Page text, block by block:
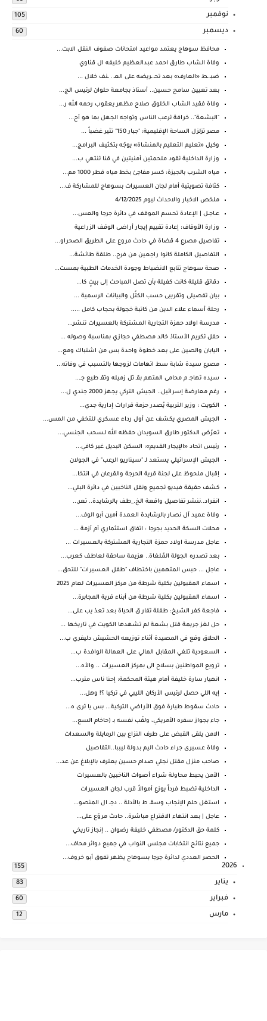
نوفمبر 105
ديسمبر 60
محافظ سوهاج يعتمد مواعيد امتحانات صفوف النقل الابت...
وفاة الشاب طارق احمد عبدالعظيم خليفه ال قناوي
ضبـ ـط «العارف» بعد تحـ ـريضه على العـ . ـنف خلال ...
بعد تعيين سامح حسين.. أستاذ بجامعة حلوان لرئيس الج...
وفاة فقيد الشاب الخلوق صلاح مظهر يعقوب رحمه الله ر...
"البشعة".. خرافة ترعب الناس وتواجه الجهل بما هو أج...
مصر تزلزل الساحة الإقليمية: "جبار 150" تثير غضباً ...
وكيل «تعليم التعليم بالمنشاة» يوجّه بتكثيف البرامج...
وزارة الداخلية تقود ملحمتين أمنيتين في قنا تنتهي ب...
مياه الشرب بالجيزة: كسر مفاجئ بخط مياه قطر 1000 مم...
كثافة تصويتية أمام لجان العسيرات بسوهاج للمشاركة ف...
ملخص الاخبار والاحداث ليوم 4/12/2025
عــاجــل | الإعادة تحسم الموقف في دائرة جرجا والعس...
وزارة الأوقاف: إعادة تقييم إيجار أراضى الوقف الزراعية
تفاصيل مصرع 4 قضاة في حادث مروع على الطريق الصحراو...
التفاصيل الكاملة كانوا راجعين من فرح.. طلقة طائشة...
صحة سوهاج تتابع الانضباط وجودة الخدمات الطبية بمست...
دقائق قليلة كانت كفيلة بأن تصل المباحث إلى بيتٍ كا...
بيان تفصيلى وتقريبى حسب الكتُل والبيانات الرسمية ...
رحلة أسماء علاء الدين من كاتبة خجولة بحجاب كامل .....
مدرسة اولاد حمزة التجارية المشتركة بالعسيرات‏ تنشر...
حفل تكريم الأستاذ خالد مصطفي حجازي بمناسبة وصوله ...
اليابان والصين على بعد خطوة واحدة بس من اشتباك ومع...
مصرع سيدة شابة سط اتهامات لزوجها بالتسبب في وفاته...
سيده تهاجـ م محامى المتهم بقـ تل زميله وتقـ طيع جـ...
رغم معارضة إسرائيل.. الجيش التركي يجهز 2000 جندي ل...
الكويت : وزير التربية يُصدر حزمة قرارات إدارية جدي...
الجيش المصري يكشف عن أول رداء عسكري للتخفي من المس...
تعرّض الدكتور طارق السويدان حفظه الله لـسحب الجنسي...
رئيس اتحاد «الإيجار القديم»: السكن البديل غير كافي...
الجيش الإسرائيلي يستعد لـ "سيناريو الرعب" في الجولان
إقبال ملحوظ على لجنة قرية الحرجة والقرعان في انتخا...
كشف حقيقة فيديو تجميع ونقل الناخبين في دائرة البلي...
انفراد..ننشر تفاصيل واقعة الخ._طف بالرشايدة.. تعر...
وفاة عميد آل نصــار بالرشايدة العمدة أمين أبو الوف...
محلات السكة الحديد بجرجا : اتفاق استثماري أم أزمة ...
عاجل مدرسة اولاد حمزة التجارية المشتركة بالعسيرات ...
بعد تصدره الجولة المُلغاة.. هزيمة ساحقة لعاطف كعرب...
عاجل ... حبس المتهمين باختطاف "طفل العسيرات" للتحق...
اسماء المقبولين بكلية شرطة من مركز العسيرات لعام 2025
اسماء المقبولين بكلية شرطة من أبناء قرية المجابرة...
فاجعة كفر الشيخ: طفلة تفار ق الحياة بعد تعذ يب على...
حل لغز جريمة قتل بشعة لم تشهدها الكويت في تاريخها ...
الحلاق وقع في المصيدة أثناء توزيعه الحشيش دليفري ب...
السعودية تلغي المقابل المالي على العمالة الوافدة ب...
ترويع المواطنين بسلاح الى بمركز العسيرات .. والأه...
انهيار سارة خليفة أمام هيئة المحكمة: إحنا ناس مترب...
إيه اللي حصل لرئيس الأركان الليبي في تركيا ؟! وهل...
حادث سقوط طيارة فوق الأراضي التركية... بس يا ترى ه...
جاء بجواز سفره الأمريكي، ولقّب نفسه بـ (حاخام السع...
الامن يلقى القبض على طرف النزاع بين الرمايلة والسعدات
وفاة عسيرى جراء حادث اليم بدولة ليببا..التفاصيل
صاحب منزل مقتل نجلي صدام حسين يعترف بالإبلاغ عن عد...
الأمن يحبط محاولة شراء أصوات الناخبين بالعسيرات
الداخلية تضبط فرداً يوزع أموالاً قرب لجان العسيرات
استغل حلم الإنجاب وسقـ ط بالأدلة .. دجــ ال المنصو...
عاجل | بعد انتهاء الاقتراع مباشرة.. حادث مروّع على...
كلمة حق الدكتور/ مصطفي خليفة رضوان .. إنجاز تاريخي
جميع نتائج انتخابات مجلس النواب في جميع دوائر محاف...
الحصر العددي لدائرة جرجا بسوهاج يظهر تفوق أبو خروف...
2026
155
يناير 83
فبراير 60
مارس 12